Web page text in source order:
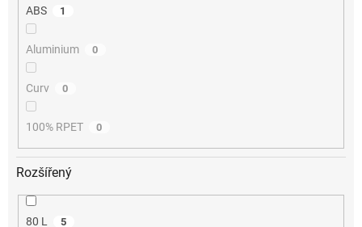
ABS 1
Aluminium 0
Curv 0
100% RPET 0
Rozšířený
80 L 5